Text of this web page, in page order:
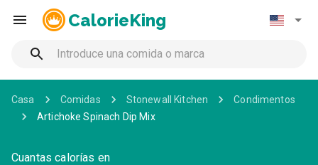
CalorieKing
Casa Comidas Stonewall Kitchen
Condimentos
Artichoke Spinach Dip Mix
Cuantas calorías en